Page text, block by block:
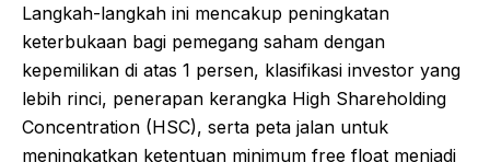
Langkah-langkah ini mencakup peningkatan
keterbukaan bagi pemegang saham dengan
kepemilikan di atas 1 persen, klasifikasi investor yang
lebih rinci, penerapan kerangka High Shareholding
Concentration (HSC), serta peta jalan untuk
meningkatkan ketentuan minimum free float menjadi